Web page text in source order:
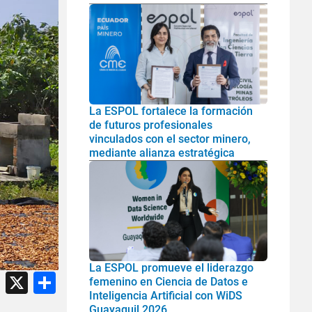
Facebook
X Share
La ESPOL fortalece la formación
de futuros profesionales
vinculados con el sector minero,
mediante alianza estratégica
La ESPOL promueve el liderazgo
femenino en Ciencia de Datos e
Inteligencia Artificial con WiDS